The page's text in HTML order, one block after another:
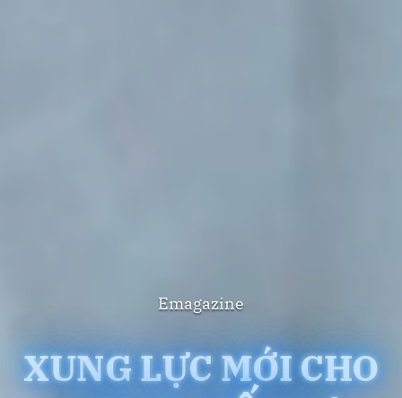
Emagazine
XUNG LỰC MỚI CHO